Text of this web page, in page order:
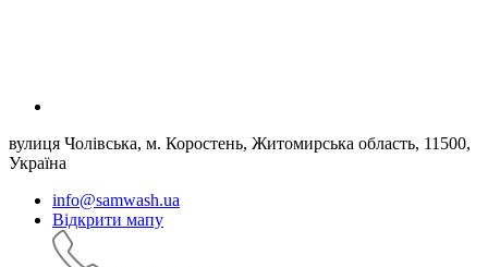
вулиця Чолівська, м. Коростень, Житомирська область, 11500,
Україна
info@samwash.ua
Відкрити мапу